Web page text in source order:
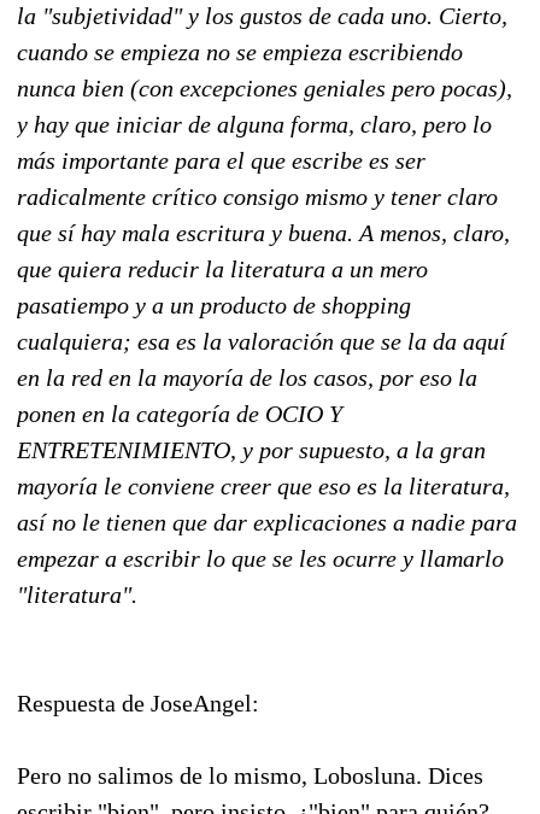
la "subjetividad" y los gustos de cada uno. Cierto,
cuando se empieza no se empieza escribiendo
nunca bien (con excepciones geniales pero pocas),
y hay que iniciar de alguna forma, claro, pero lo
más importante para el que escribe es ser
radicalmente crítico consigo mismo y tener claro
que sí hay mala escritura y buena. A menos, claro,
que quiera reducir la literatura a un mero
pasatiempo y a un producto de shopping
cualquiera; esa es la valoración que se la da aquí
en la red en la mayoría de los casos, por eso la
ponen en la categoría de OCIO Y
ENTRETENIMIENTO, y por supuesto, a la gran
mayoría le conviene creer que eso es la literatura,
así no le tienen que dar explicaciones a nadie para
empezar a escribir lo que se les ocurre y llamarlo
"literatura".
Respuesta de JoseAngel:
Pero no salimos de lo mismo, Lobosluna. Dices